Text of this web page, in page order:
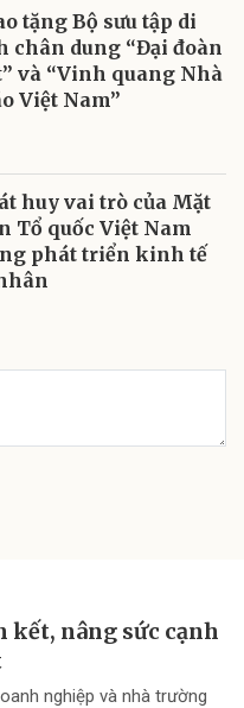
tặng Bộ sưu tập di
chân dung “Đại đoàn
và “Vinh quang Nhà
Việt Nam”
huy vai trò của Mặt
Tổ quốc Việt Nam
phát triển kinh tế
kết, nâng sức cạnh
nghiệp và nhà trường